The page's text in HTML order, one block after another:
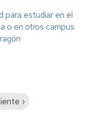
para estudiar en el
o en otros campus
›